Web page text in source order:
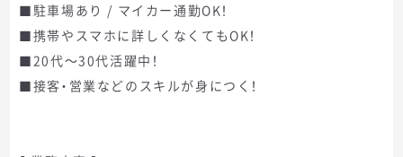
■駐車場あり / マイカー通勤OK！
■携帯やスマホに詳しくなくてもOK！
■20代～30代活躍中！
■接客・営業などのスキルが身につく！